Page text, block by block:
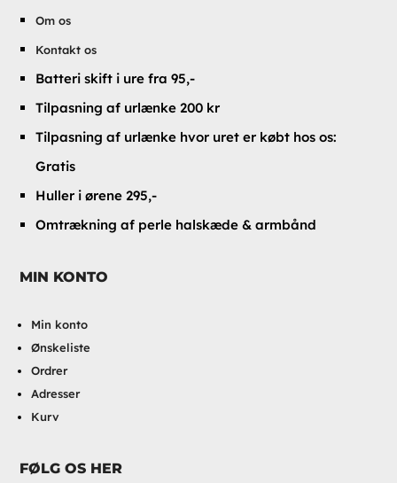
Om os
Kontakt os
Batteri skift i ure fra 95,-
Tilpasning af urlænke 200 kr
Tilpasning af urlænke hvor uret er købt hos os:
Gratis
Huller i ørene 295,-
Omtrækning af perle halskæde & armbånd
MIN KONTO
Min konto
Ønskeliste
Ordrer
Adresser
Kurv
FØLG OS HER